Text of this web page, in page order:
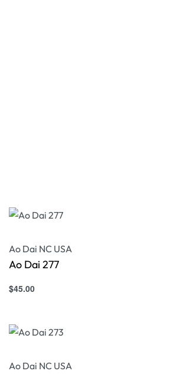
Ao Dai NC USA
Ao Dai 277
$45.00
Ao Dai NC USA